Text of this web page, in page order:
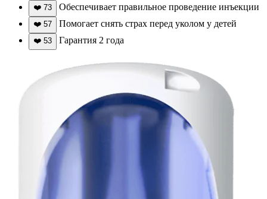
❤️ 73 Обеспечивает правильное проведение инъекции
❤️ 57 Помогает снять страх перед уколом у детей
❤️ 53 Гарантия 2 года